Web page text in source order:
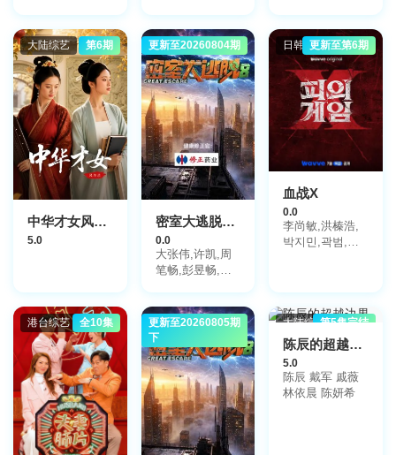
大陆综艺 第6期
中华才女风华录
5.0
大陆综艺
更新至20260804期
密室大逃脱第8季
0.0
大张伟,许凯,周
笔畅,彭昱畅,张
日韩综艺更新至第6期
血战X
0.0
李尚敏,洪榛浩,
박지민,곽범,서
港台综艺 全10集 大陆综艺
更新至20260805期
下
大陆综艺第5集完结
陈辰的超越边界
5.0
陈辰 戴军 戚薇
林依晨 陈妍希